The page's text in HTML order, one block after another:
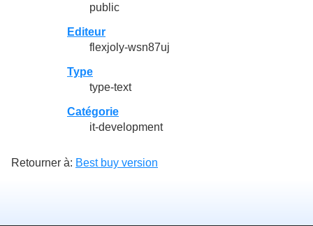
public
Editeur
flexjoly-wsn87uj
Type
type-text
Catégorie
it-development
Retourner à: Best buy version